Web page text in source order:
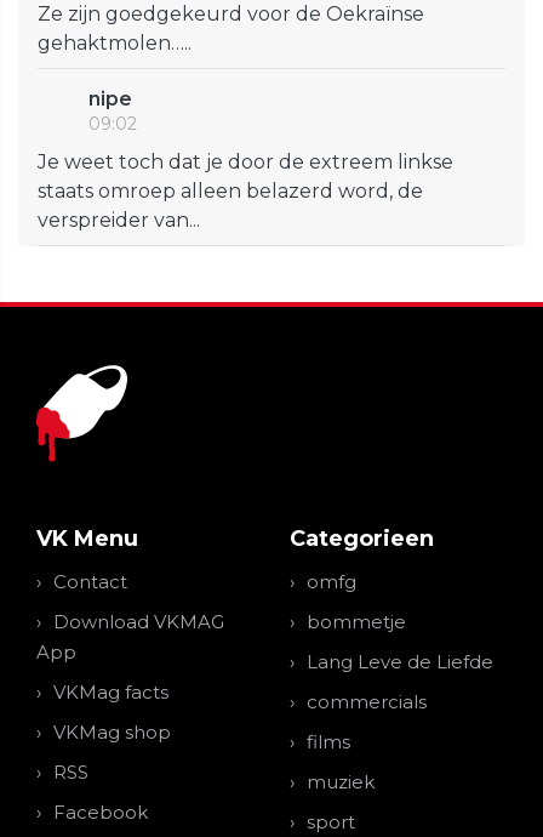
Ze zijn goedgekeurd voor de Oekraïnse
gehaktmolen…..
nipe
09:02
Je weet toch dat je door de extreem linkse
staats omroep alleen belazerd word, de
verspreider van...
VK Menu
Contact
Download VKMAG
App
VKMag facts
VKMag shop
RSS
Facebook
Categorieen
omfg
bommetje
Lang Leve de Liefde
commercials
films
muziek
sport